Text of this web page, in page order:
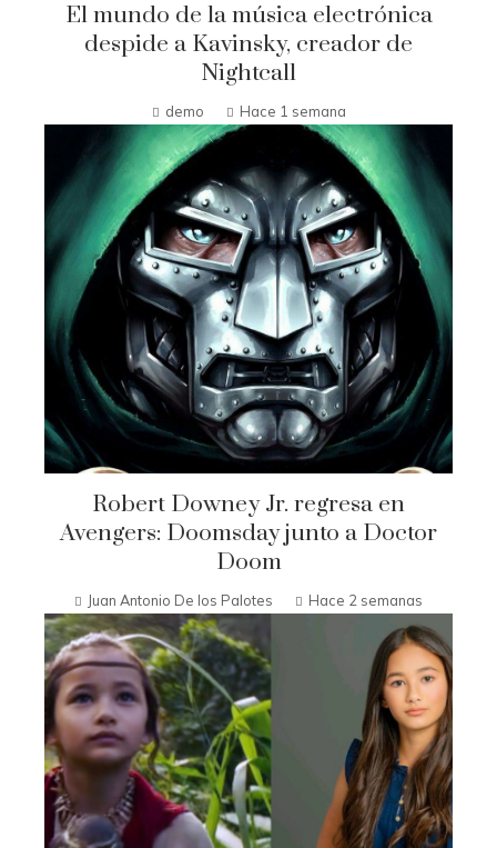
El mundo de la música electrónica
despide a Kavinsky, creador de
Nightcall
demo Hace 1 semana
Robert Downey Jr. regresa en
Avengers: Doomsday junto a Doctor
Doom
Juan Antonio De los Palotes Hace 2 semanas